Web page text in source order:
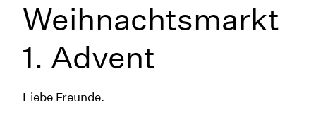
Weihnachtsmarkt
1. Advent
Liebe Freunde.